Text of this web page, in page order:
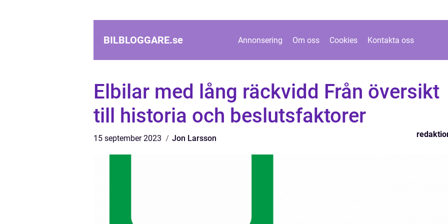
BILBLOGGARE.se Annonsering Om oss Cookies Kontakta oss
Elbilar med lång räckvidd Från översikt
till historia och beslutsfaktorer
15 september 2023 Jon Larsson